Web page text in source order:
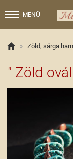
MENÜ
 » Zöld, sárga
" Zöld